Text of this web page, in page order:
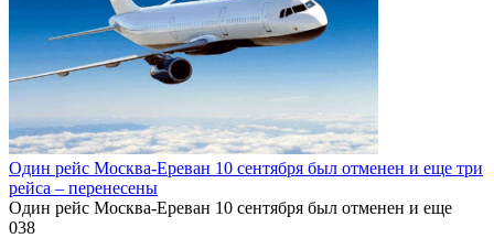
Один рейс Москва-Ереван 10 сентября был отменен и еще три
рейса – перенесены
Один рейс Москва-Ереван 10 сентября был отменен и еще
038